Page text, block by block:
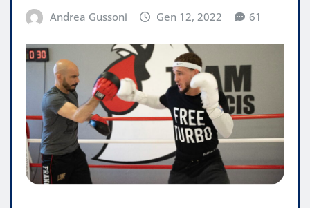
Andrea Gussoni Gen 12, 2022 61